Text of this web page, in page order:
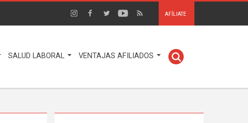
AFÍLIATE
SALUD LABORAL VENTAJAS AFILIADOS